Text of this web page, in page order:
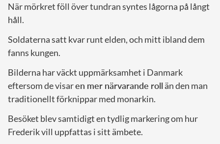
När mörkret föll över tundran syntes lågorna på långt
håll.
Soldaterna satt kvar runt elden, och mitt ibland dem
fanns kungen.
Bilderna har väckt uppmärksamhet i Danmark
eftersom de visaren mer närvarande rollän den man
traditionellt förknippar med monarkin.
Besöket blev samtidigt en tydlig markering om hur
Frederik vill uppfattas i sitt ämbete.